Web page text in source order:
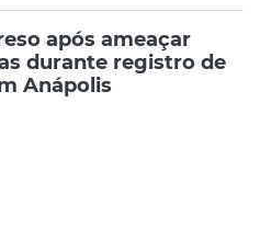
após ameaçar
durante registro de
Anápolis